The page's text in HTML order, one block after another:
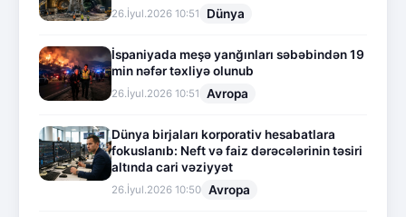
26.İyul.2026 10:51 Dünya
İspaniyada meşə yanğınları səbəbindən 19
min nəfər təxliyə olunub
26.İyul.2026 10:51 Avropa
Dünya birjaları korporativ hesabatlara
fokuslanıb: Neft və faiz dərəcələrinin təsiri
altında cari vəziyyət
26.İyul.2026 10:50 Avropa